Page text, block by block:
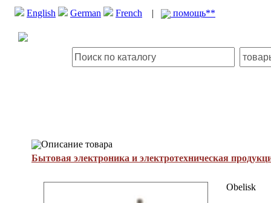
English German French | помощь**
Описание товара
Бытовая электроника и электротехническая
Obelisk